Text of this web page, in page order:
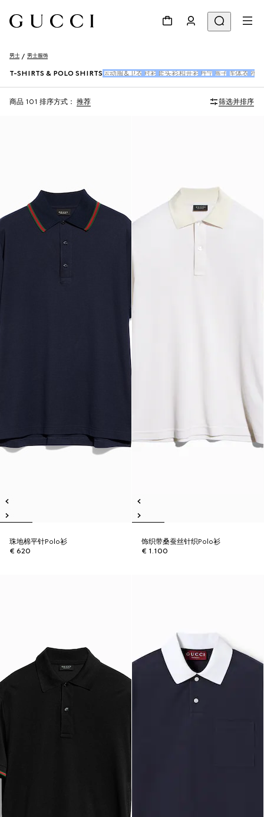
男士 男士服饰
T-SHIRTS & POLO SHIRTS 运动服&卫衣 衬衫 套头衫和开衫 丹宁 裤子 连体衣 外衣
商品 101 排序方式： 推荐 筛选并排序
珠地棉平针Polo衫
€ 620
饰织带桑蚕丝针织Polo衫
€ 1.100